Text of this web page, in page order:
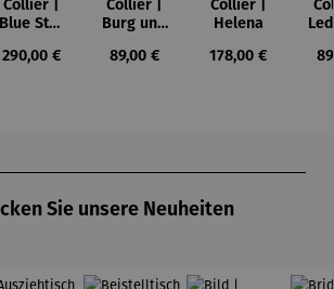
Collier |
Blue Star
Waszak
Regulärer Preis:
290,00 €
Collier |
Burg und
Paul Klee
Regulärer Preis:
89,00 €
Collier |
Helena
Regulärer Preis:
178,00 €
Sie unsere Neuheiten